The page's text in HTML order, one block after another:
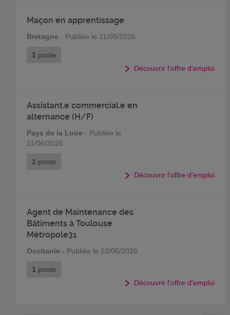
Maçon en apprentissage
Bretagne - Publiée le 11/06/2026
1 poste
Découvrir l'offre d'emploi
Assistant.e commercial.e en
alternance (H/F)
Pays de la Loire - Publiée le
11/06/2026
1 poste
Découvrir l'offre d'emploi
Agent de Maintenance des
Bâtiments à Toulouse
Métropole31
Occitanie - Publiée le 10/06/2026
1 poste
Découvrir l'offre d'emploi